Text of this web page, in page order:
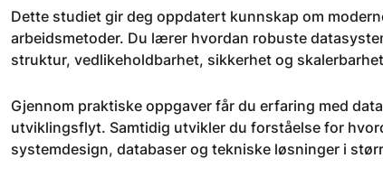
Dette studiet gir deg oppdatert kunnskap om
arbeidsmetoder. Du lærer hvordan robuste
struktur, vedlikeholdbarhet, sikkerhet og
Gjennom praktiske oppgaver får du erfaring med
utviklingsflyt. Samtidig utvikler du forståelse for
systemdesign, databaser og tekniske løsninger i